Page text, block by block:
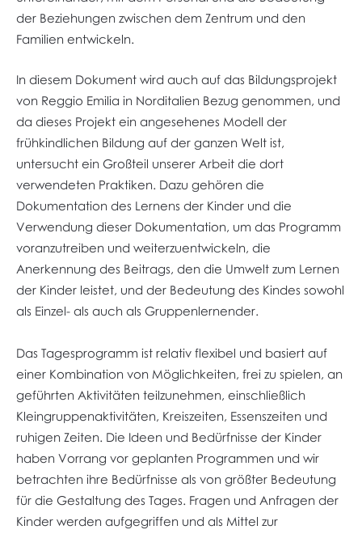
der Beziehungen zwischen dem Zentrum und den
Familien entwickeln.
In diesem Dokument wird auch auf das Bildungsprojekt
von Reggio Emilia in Norditalien Bezug genommen, und
da dieses Projekt ein angesehenes Modell der
frühkindlichen Bildung auf der ganzen Welt ist,
untersucht ein Großteil unserer Arbeit die dort
verwendeten Praktiken. Dazu gehören die
Dokumentation des Lernens der Kinder und die
Verwendung dieser Dokumentation, um das Programm
voranzutreiben und weiterzuentwickeln, die
Anerkennung des Beitrags, den die Umwelt zum Lernen
der Kinder leistet, und der Bedeutung des Kindes sowohl
als Einzel- als auch als Gruppenlernender.
Das Tagesprogramm ist relativ flexibel und basiert auf
einer Kombination von Möglichkeiten, frei zu spielen, an
geführten Aktivitäten teilzunehmen, einschließlich
Kleingruppenaktivitäten, Kreiszeiten, Essenszeiten und
ruhigen Zeiten. Die Ideen und Bedürfnisse der Kinder
haben Vorrang vor geplanten Programmen und wir
betrachten ihre Bedürfnisse als von größter Bedeutung
für die Gestaltung des Tages. Fragen und Anfragen der
Kinder werden aufgegriffen und als Mittel zur